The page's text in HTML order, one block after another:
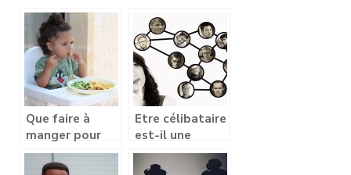
Que faire à
manger pour
les enfants ?
Etre célibataire
est-il une
fatalité?